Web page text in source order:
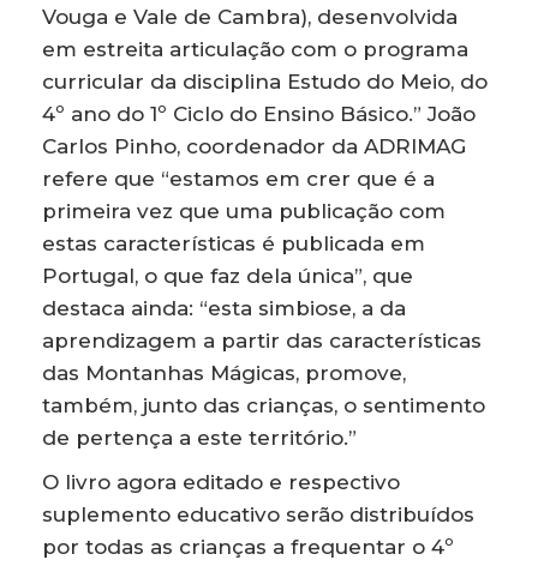
Vouga e Vale de Cambra), desenvolvida
em estreita articulação com o programa
curricular da disciplina Estudo do Meio, do
4º ano do 1º Ciclo do Ensino Básico.” João
Carlos Pinho, coordenador da ADRIMAG
refere que “estamos em crer que é a
primeira vez que uma publicação com
estas características é publicada em
Portugal, o que faz dela única”, que
destaca ainda: “esta simbiose, a da
aprendizagem a partir das características
das Montanhas Mágicas, promove,
também, junto das crianças, o sentimento
de pertença a este território.”
O livro agora editado e respectivo
suplemento educativo serão distribuídos
por todas as crianças a frequentar o 4º